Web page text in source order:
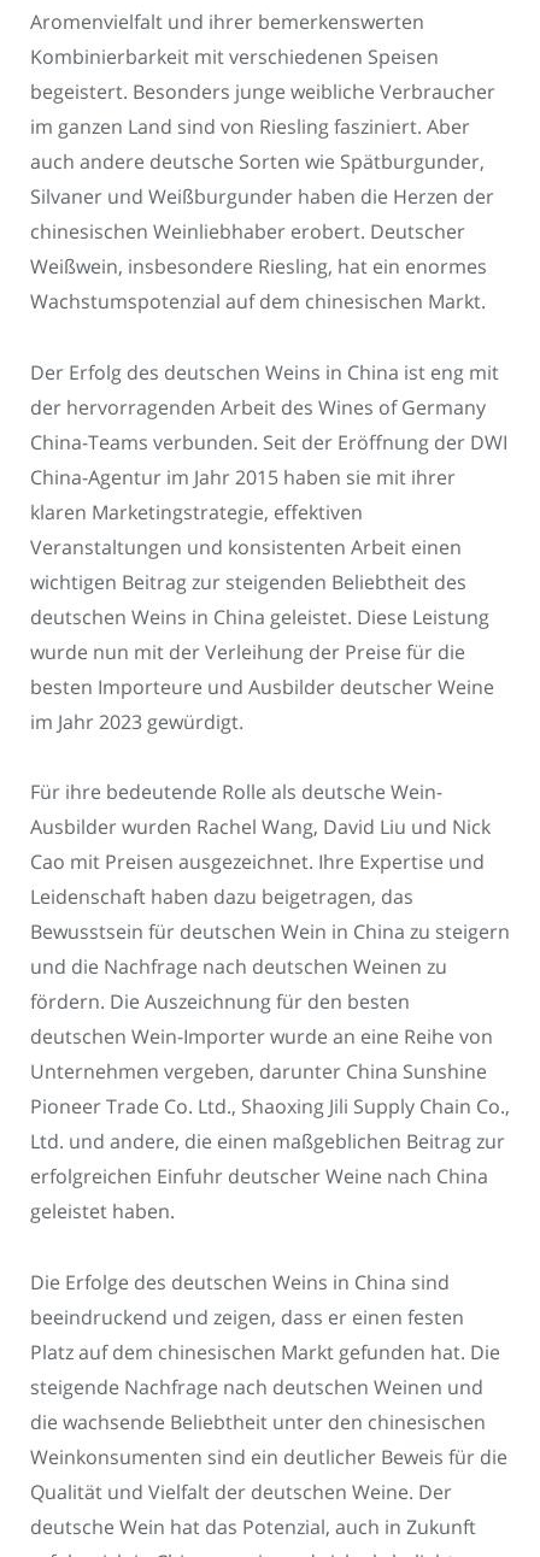
Aromenvielfalt und ihrer bemerkenswerten
Kombinierbarkeit mit verschiedenen Speisen
begeistert. Besonders junge weibliche Verbraucher
im ganzen Land sind von Riesling fasziniert. Aber
auch andere deutsche Sorten wie Spätburgunder,
Silvaner und Weißburgunder haben die Herzen der
chinesischen Weinliebhaber erobert. Deutscher
Weißwein, insbesondere Riesling, hat ein enormes
Wachstumspotenzial auf dem chinesischen Markt.
Der Erfolg des deutschen Weins in China ist eng mit
der hervorragenden Arbeit des Wines of Germany
China-Teams verbunden. Seit der Eröffnung der DWI
China-Agentur im Jahr 2015 haben sie mit ihrer
klaren Marketingstrategie, effektiven
Veranstaltungen und konsistenten Arbeit einen
wichtigen Beitrag zur steigenden Beliebtheit des
deutschen Weins in China geleistet. Diese Leistung
wurde nun mit der Verleihung der Preise für die
besten Importeure und Ausbilder deutscher Weine
im Jahr 2023 gewürdigt.
Für ihre bedeutende Rolle als deutsche Wein-
Ausbilder wurden Rachel Wang, David Liu und Nick
Cao mit Preisen ausgezeichnet. Ihre Expertise und
Leidenschaft haben dazu beigetragen, das
Bewusstsein für deutschen Wein in China zu steigern
und die Nachfrage nach deutschen Weinen zu
fördern. Die Auszeichnung für den besten
deutschen Wein-Importer wurde an eine Reihe von
Unternehmen vergeben, darunter China Sunshine
Pioneer Trade Co. Ltd., Shaoxing Jili Supply Chain Co.,
Ltd. und andere, die einen maßgeblichen Beitrag zur
erfolgreichen Einfuhr deutscher Weine nach China
geleistet haben.
Die Erfolge des deutschen Weins in China sind
beeindruckend und zeigen, dass er einen festen
Platz auf dem chinesischen Markt gefunden hat. Die
steigende Nachfrage nach deutschen Weinen und
die wachsende Beliebtheit unter den chinesischen
Weinkonsumenten sind ein deutlicher Beweis für die
Qualität und Vielfalt der deutschen Weine. Der
deutsche Wein hat das Potenzial, auch in Zukunft